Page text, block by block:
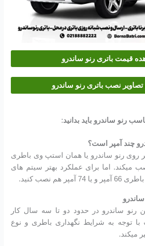
قیمت باتری رنو ساندرو
نصب باتری رنو ساندرو
رنو ساندرو باید بدانید:
چند آمپر است؟
رنو ساندرو یا همان استپ وی باطری
آمپر نصب میکند. اما برای عملکرد بهتر سیتم های
هم نصب کنید.
رنو ساندرو در حدود دو تا سه سال کار
با توجه به شرایط نگهداری باطری و نوع
میکند.